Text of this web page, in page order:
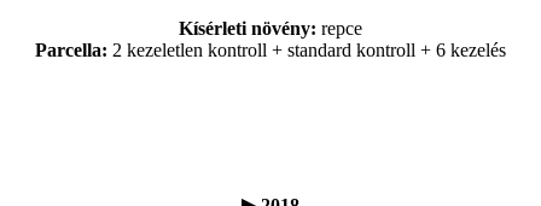
Kísérleti növény: repce
Parcella: 2 kezeletlen kontroll + standard kontroll + 6 kezelés